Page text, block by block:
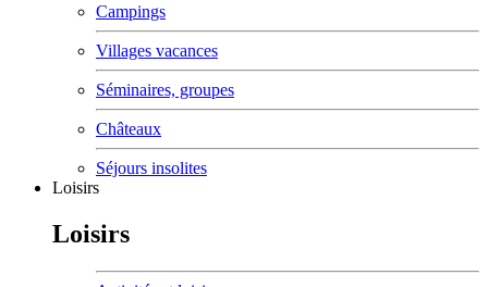
Campings
Villages vacances
Séminaires, groupes
Châteaux
Séjours insolites
Loisirs
Loisirs